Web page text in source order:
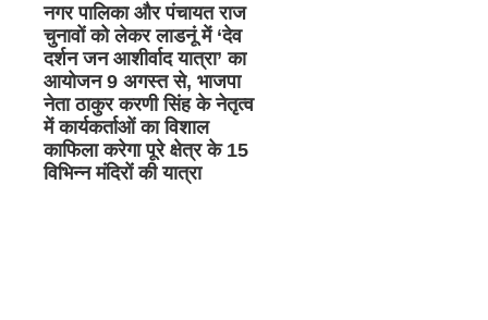
नगर पालिका और पंचायत राज
चुनावों को लेकर लाडनूं में ‘देव
दर्शन जन आशीर्वाद यात्रा’ का
आयोजन 9 अगस्त से, भाजपा
नेता ठाकुर करणी सिंह के नेतृत्व
में कार्यकर्ताओं का विशाल
काफिला करेगा पूरे क्षेत्र के 15
विभिन्न मंदिरों की यात्रा